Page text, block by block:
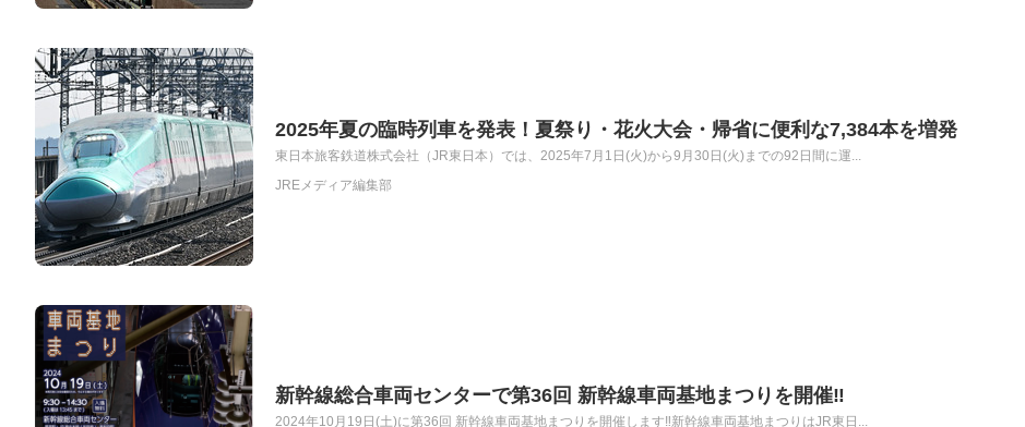
2025年夏の臨時列車を発表！夏祭り・花火大会・帰省に便利な7,384本を増発
東日本旅客鉄道株式会社（JR東日本）では、2025年7月1日(火)から9月30日(火)までの92日間に運...
JREメディア編集部
新幹線総合車両センターで第36回 新幹線車両基地まつりを開催‼
2024年10月19日(土)に第36回 新幹線車両基地まつりを開催します‼新幹線車両基地まつりはJR東日...